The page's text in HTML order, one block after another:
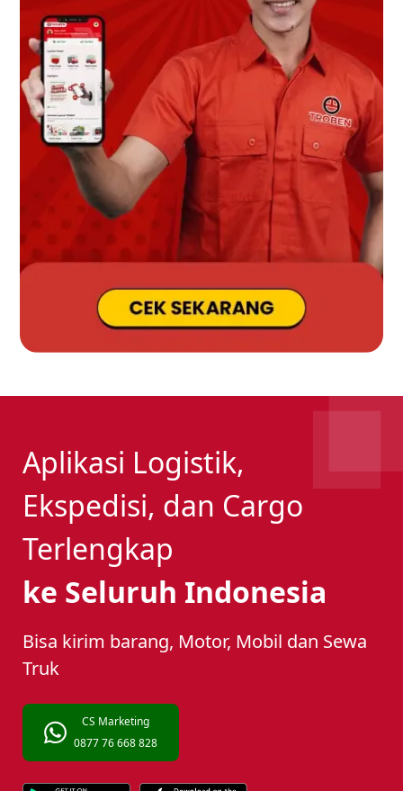
Aplikasi Logistik,
Ekspedisi, dan Cargo
Terlengkap
ke Seluruh Indonesia
Bisa kirim barang, Motor, Mobil dan Sewa
Truk
CS Marketing
0877 76 668 828